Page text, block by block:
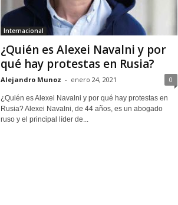
Internacional
¿Quién es Alexei Navalni y por
qué hay protestas en Rusia?
Alejandro Munoz - enero 24, 2021 0
¿Quién es Alexei Navalni y por qué hay protestas en
Rusia? Alexei Navalni, de 44 años, es un abogado
ruso y el principal líder de...